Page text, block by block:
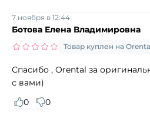
Ботова Елена Владимировна
7 ноября в 12:44
Товар куплен на
Спасибо , Orental за
с вами)
0
0